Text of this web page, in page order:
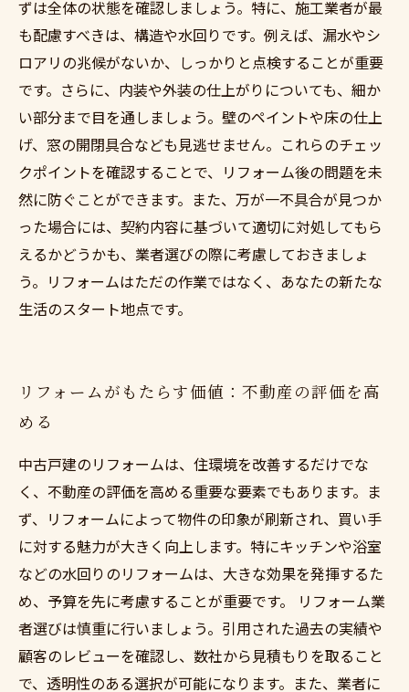
ずは全体の状態を確認しましょう。特に、施工業者が最
も配慮すべきは、構造や水回りです。例えば、漏水やシ
ロアリの兆候がないか、しっかりと点検することが重要
です。さらに、内装や外装の仕上がりについても、細か
い部分まで目を通しましょう。壁のペイントや床の仕上
げ、窓の開閉具合なども見逃せません。これらのチェッ
クポイントを確認することで、リフォーム後の問題を未
然に防ぐことができます。また、万が一不具合が見つか
った場合には、契約内容に基づいて適切に対処してもら
えるかどうかも、業者選びの際に考慮しておきましょ
う。リフォームはただの作業ではなく、あなたの新たな
生活のスタート地点です。
リフォームがもたらす価値：不動産の評価を高
める
中古戸建のリフォームは、住環境を改善するだけでな
く、不動産の評価を高める重要な要素でもあります。ま
ず、リフォームによって物件の印象が刷新され、買い手
に対する魅力が大きく向上します。特にキッチンや浴室
などの水回りのリフォームは、大きな効果を発揮するた
め、予算を先に考慮することが重要です。 リフォーム業
者選びは慎重に行いましょう。引用された過去の実績や
顧客のレビューを確認し、数社から見積もりを取ること
で、透明性のある選択が可能になります。また、業者に